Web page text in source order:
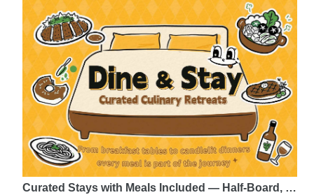
Curated Stays with Meals Included — Half-Board, …